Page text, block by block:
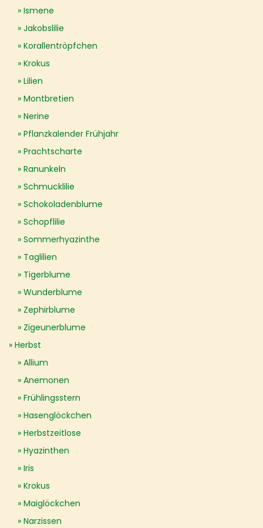
Ismene
Jakobslilie
Korallentröpfchen
Krokus
Lilien
Montbretien
Nerine
Pflanzkalender Frühjahr
Prachtscharte
Ranunkeln
Schmucklilie
Schokoladenblume
Schopflilie
Sommerhyazinthe
Taglilien
Tigerblume
Wunderblume
Zephirblume
Zigeunerblume
Herbst
Allium
Anemonen
Frühlingsstern
Hasenglöckchen
Herbstzeitlose
Hyazinthen
Iris
Krokus
Maiglöckchen
Narzissen